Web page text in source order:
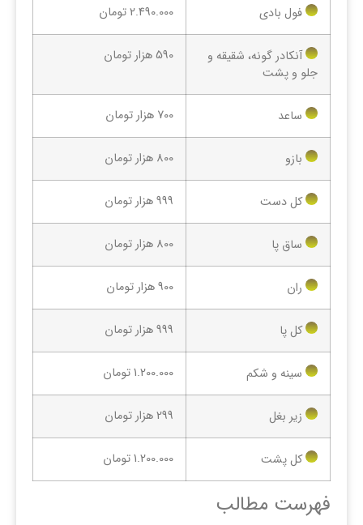
فول بادی 2.490.000 تومان
آنکادر گونه، شقیقه و
جلو و پشت
590 هزار تومان
ساعد 700 هزار تومان
بازو 800 هزار تومان
کل دست 999 هزار تومان
ساق پا 800 هزار تومان
ران 900 هزار تومان
کل پا 999 هزار تومان
سینه و شکم 1.200.000 تومان
زیر بغل 299 هزار تومان
کل پشت 1.200.000 تومان
فهرست مطالب